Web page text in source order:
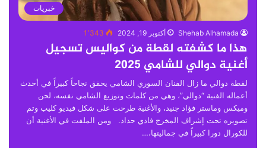
خبريات
Shehab Alhamada أكتوبر 19, 2024 1٬343
هذا ما كشفته لقطة من كواليس تسجيل
أغنية دوالي للشامي 2025
لقطة دوالي ما زال الفنان السوري الشامي يحقق نجاحاً كبيراً في أحدث
أعماله الفنية “دوالي”، وهي من كلمات وتوزيع الشامي نفسه، لحن
وميكس وماستر فؤاد جنيد، والأغنية طرحت على شكل فيديو كليب وتم
تصويره تحت إشراف المخرج فادي حداد. ومن الملفت في الأغنية أن
للكورال دورا كبيراً في جماليتها،…